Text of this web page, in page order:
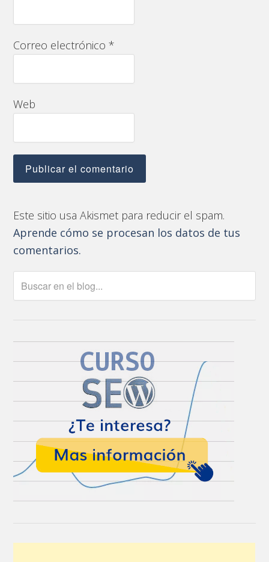
Correo electrónico*
Web
Este sitio usa Akismet para reducir el spam.
Aprende cómo se procesan los datos de tus
comentarios.